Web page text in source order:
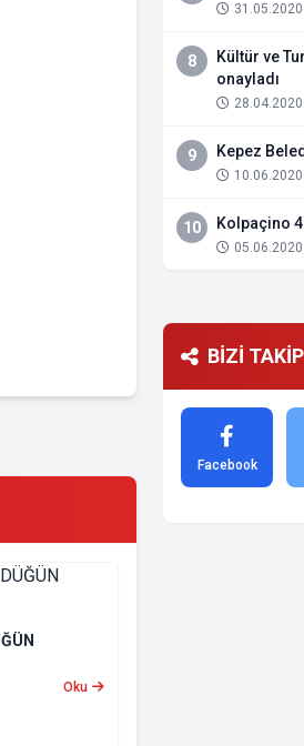
Oku
31.05.2020
8
Kültür ve
onayladı
28.04.2020
9 Kepez
10.06.2020
10 Kolpaçino
05.06.2020
BİZİ
Facebook